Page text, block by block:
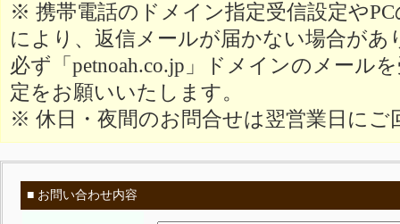
※ 携帯電話のドメイン指定受信設定や
により、返信メールが届かない場合があ
必ず「petnoah.co.jp」ドメインのメール
定をお願いいたします。
※ 休日・夜間のお問合せは翌営業日にご
■ お問い合わせ内容